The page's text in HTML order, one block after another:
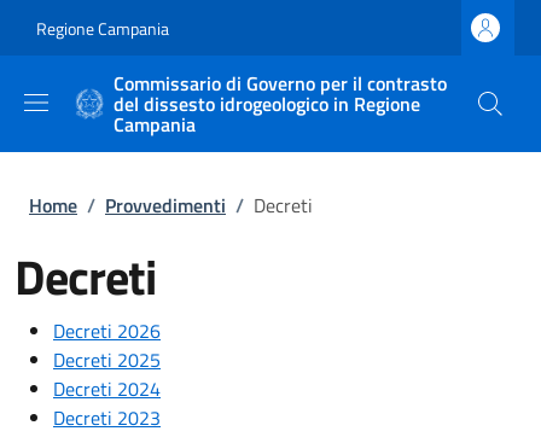
Regione Campania
Commissario di Governo per il contrasto
del dissesto idrogeologico in Regione
Campania
Briciole di pane
Home / Provvedimenti / Decreti
Decreti
Decreti 2026
Decreti 2025
Decreti 2024
Decreti 2023